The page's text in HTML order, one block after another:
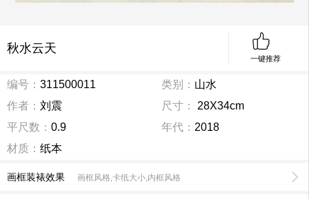
秋水云天
一键推荐
编号： 311500011 类别： 山水
作者： 刘震 尺寸：
28X34cm
平尺数： 0.9 年代： 2018
材质： 纸本
画框装裱效果 画框风格,卡纸大小,内框风格